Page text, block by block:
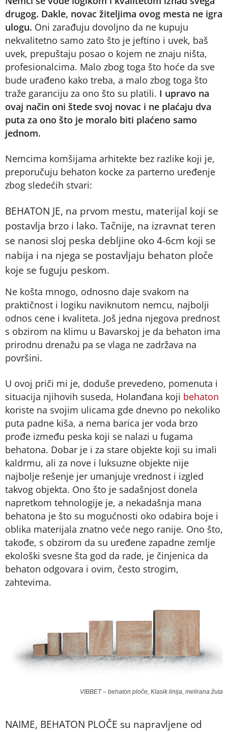
drugog. Dakle, novac žiteljima ovog mesta ne igra
ulogu. Oni zarađuju dovoljno da ne kupuju
nekvalitetno samo zato što je jeftino i uvek, baš
uvek, prepuštaju posao o kojem ne znaju ništa,
profesionalcima. Malo zbog toga što hoće da sve
bude urađeno kako treba, a malo zbog toga što
traže garanciju za ono što su platili. I upravo na
ovaj način oni štede svoj novac i ne plaćaju dva
puta za ono što je moralo biti plaćeno samo
jednom.
Nemcima komšijama arhitekte bez razlike koji je,
preporučuju behaton kocke za parterno uređenje
zbog sledećih stvari:
BEHATON JE, na prvom mestu, materijal koji se
postavlja brzo i lako. Tačnije, na izravnat teren
se nanosi sloj peska debljine oko 4-6cm koji se
nabija i na njega se postavljaju behaton ploče
koje se fuguju peskom.
Ne košta mnogo, odnosno daje svakom na
praktičnost i logiku naviknutom nemcu, najbolji
odnos cene i kvaliteta. Još jedna njegova prednost
s obzirom na klimu u Bavarskoj je da behaton ima
prirodnu drenažu pa se vlaga ne zadržava na
površini.
U ovoj priči mi je, doduše prevedeno, pomenuta i
situacija njihovih suseda, Holanđana koji behaton
koriste na svojim ulicama gde dnevno po nekoliko
puta padne kiša, a nema barica jer voda brzo
prođe između peska koji se nalazi u fugama
behatona. Dobar je i za stare objekte koji su imali
kaldrmu, ali za nove i luksuzne objekte nije
najbolje rešenje jer umanjuje vrednost i izgled
takvog objekta. Ono što je sadašnjost donela
napretkom tehnologije je, a nekadašnja mana
behatona je što su mogućnosti oko odabira boje i
oblika materijala znatno veće nego ranije. Ono što,
takođe, s obzirom da su uređene zapadne zemlje
ekološki svesne šta god da rade, je činjenica da
behaton odgovara i ovim, često strogim,
zahtevima.
VIBBET – behaton ploče, Klasik linija, melirana žuta
NAIME, BEHATON PLOČE su napravljene od